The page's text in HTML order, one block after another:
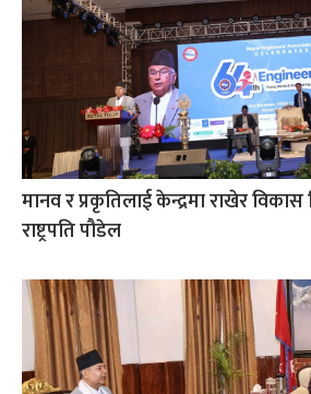
मानव र प्रकृतिलाई केन्द्रमा राखेर विकास
राष्ट्रपति पौडेल